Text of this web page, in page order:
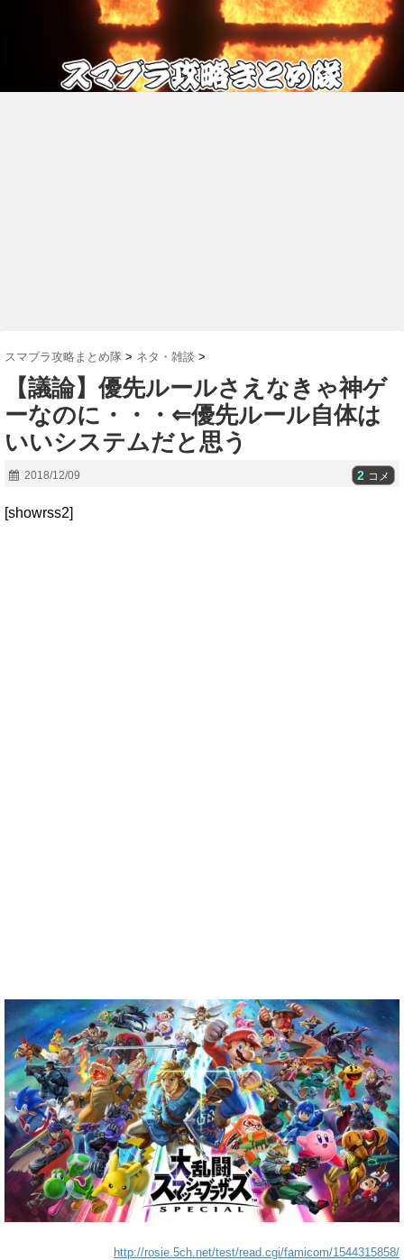
スマブラ攻略まとめ隊 > ネタ・雑談 >
【議論】優先ルールさえなきゃ神ゲ
ーなのに・・・⇐優先ルール自体は
いいシステムだと思う
2018/12/09 2 コメ
[showrss2]
http://rosie.5ch.net/test/read.cgi/famicom/1544315858/